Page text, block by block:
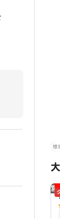
標
営